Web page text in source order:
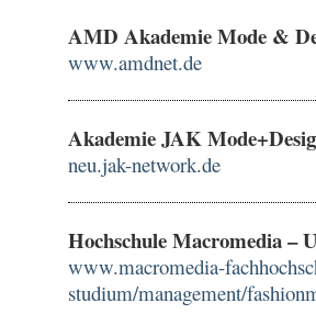
AMD Akademie Mode &
www.amdnet.de
Akademie JAK
neu.jak-network.de
Hochschule Macromedia –
www.macromedia-
studium/management/